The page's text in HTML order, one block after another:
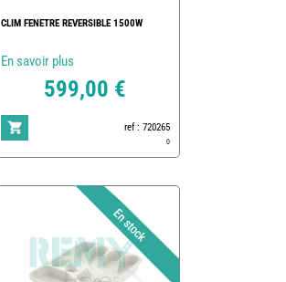
CLIM FENETRE REVERSIBLE 1500W
En savoir plus
599,00 €
ref : 720265
0